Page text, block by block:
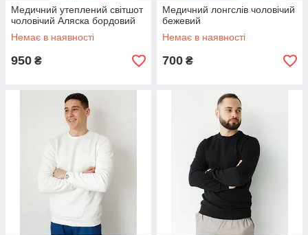
Медичний утеплений світшот
чоловічий Аляска бордовий
Немає в наявності
950 ₴
Медичний лонгслів чоловічий
бежевий
Немає в наявності
700 ₴